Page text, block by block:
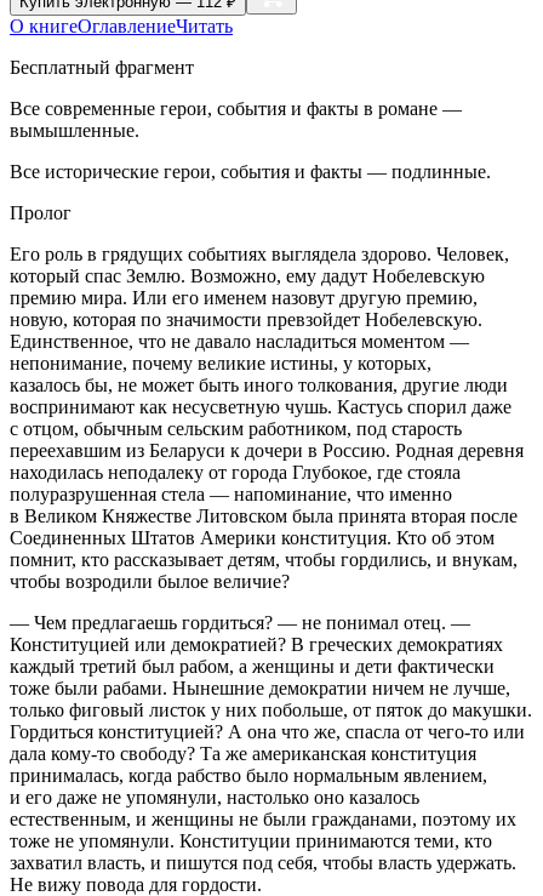
О книгеОглавлениеЧитать
Бесплатный фрагмент
Все современные герои, события и факты в романе —
вымышленные.
Все исторические герои, события и факты — подлинные.
Пролог
Его роль в грядущих событиях выглядела здорово. Человек,
который спас Землю. Возможно, ему дадут Нобелевскую
премию мира. Или его именем назовут другую премию,
новую, которая по значимости превзойдет Нобелевскую.
Единственное, что не давало насладиться моментом —
непонимание, почему великие истины, у которых,
казалось бы, не может быть иного толкования, другие люди
воспринимают как несусветную чушь. Кастусь спорил даже
с отцом, обычным сельским работником, под старость
переехавшим из Беларуси к дочери в Россию. Родная деревня
находилась неподалеку от города Глубокое, где стояла
полуразрушенная стела — напоминание, что именно
в Великом Княжестве Литовском была принята вторая после
Соединенных Штатов Америки конституция. Кто об этом
помнит, кто рассказывает детям, чтобы гордились, и внукам,
чтобы возродили былое величие?
— Чем предлагаешь гордиться? — не понимал отец. —
Конституцией или демократией? В греческих демократиях
каждый третий был рабом, а женщины и дети фактически
тоже были рабами. Нынешние демократии ничем не лучше,
только фиговый листок у них побольше, от пяток до макушки.
Гордиться конституцией? А она что же, спасла от чего-то или
дала кому-то свободу? Та же американская конституция
принималась, когда рабство было нормальным явлением,
и его даже не упомянули, настолько оно казалось
естественным, и женщины не были гражданами, поэтому их
тоже не упомянули. Конституции принимаются теми, кто
захватил власть, и пишутся под себя, чтобы власть удержать.
Не вижу повода для гордости.